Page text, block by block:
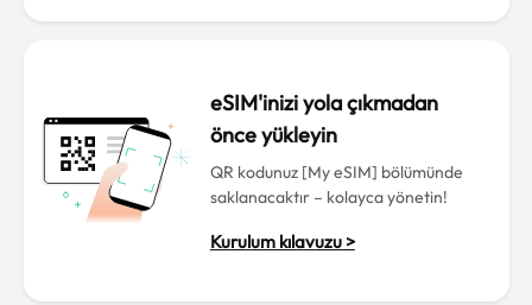
eSIM'inizi yola çıkmadan
önce yükleyin
QR kodunuz [My eSIM] bölümünde
saklanacaktır – kolayca yönetin!
Kurulum kılavuzu >